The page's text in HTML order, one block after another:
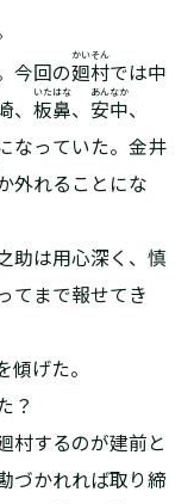
今回の廻村
かいそん
では中
板鼻
いたはな
、 安中
あんなか
、
なっていた。金井
外れることにな
助は用心深く、慎
てまで報せてき
げた。
？
村するのが建前と
づかれれば取り締